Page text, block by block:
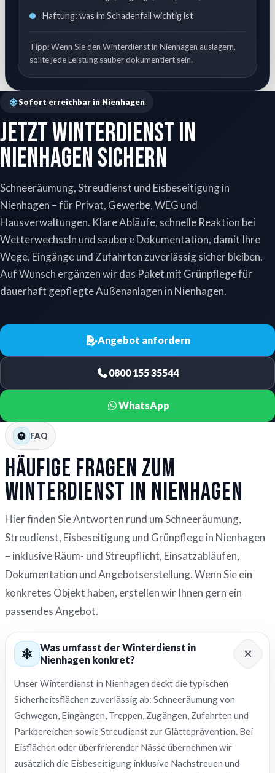
Haftung: was im Schadenfall wichtig ist
Tipp: Wenn Sie den Winterdienst in Nienhagen auslagern,
sollte jede Leistung sauber dokumentiert sein.
Sofort erreichbar in Nienhagen
Jetzt Winterdienst in
Nienhagen sichern
Schneeräumung, Streudienst und Eisbeseitigung in
Nienhagen – für Privat, Gewerbe, WEG und
Hausverwaltungen. Klare Abläufe, schnelle Reaktion bei
Wetterwechseln und saubere Dokumentation, damit Ihre
Wege, Eingänge und Zufahrten zuverlässig sicher bleiben.
Auf Wunsch ergänzen wir das Paket mit Grünpflege für
dauerhaft gepflegte Außenanlagen in Nienhagen.
Angebot anfordern
0800 155 35544
WhatsApp
FAQ
Häufige Fragen zum
Winterdienst in Nienhagen
Hier finden Sie Antworten rund um Schneeräumung,
Streudienst, Eisbeseitigung und Grünpflege in Nienhagen
– inklusive Räum- und Streupflicht, Einsatzabläufen,
Dokumentation und Angebotserstellung. Wenn Sie ein
konkretes Objekt haben, erstellen wir Ihnen gern ein
passendes Angebot.
Was umfasst der Winterdienst in
Nienhagen konkret?
Unser Winterdienst in Nienhagen deckt die typischen
Sicherheitsflächen zuverlässig ab: Schneeräumung von
Gehwegen, Eingängen, Treppen, Zugängen, Zufahrten und
Parkbereichen sowie Streudienst zur Glätteprävention. Bei
Eisflächen oder überfrierender Nässe übernehmen wir
zusätzlich die Eisbeseitigung inklusive Nachstreuen und